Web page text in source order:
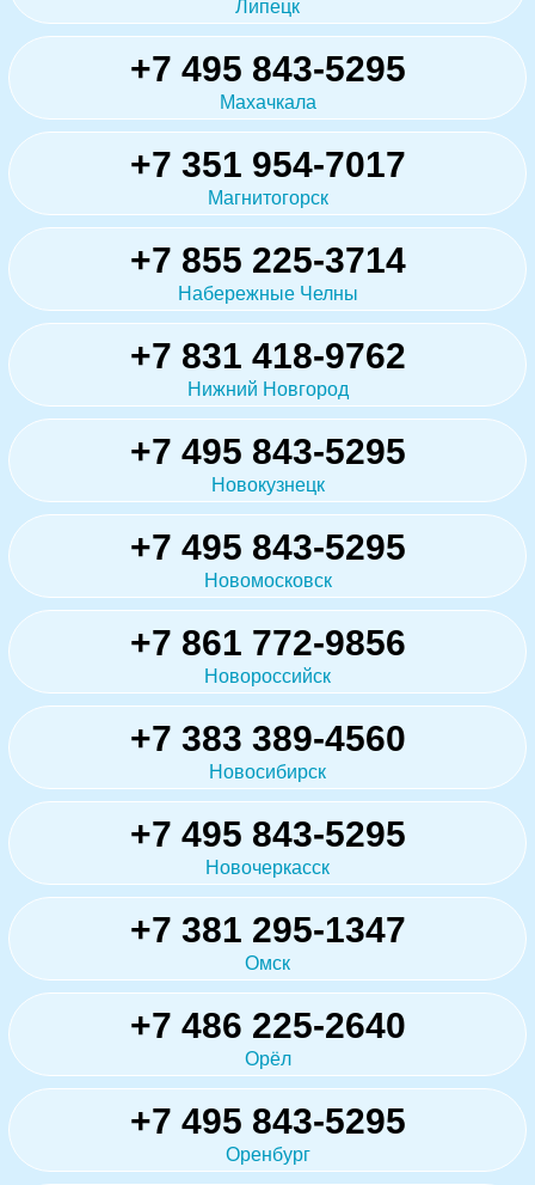
Липецк
+7 495 843-5295
Махачкала
+7 351 954-7017
Магнитогорск
+7 855 225-3714
Набережные Челны
+7 831 418-9762
Нижний Новгород
+7 495 843-5295
Новокузнецк
+7 495 843-5295
Новомосковск
+7 861 772-9856
Новороссийск
+7 383 389-4560
Новосибирск
+7 495 843-5295
Новочеркасск
+7 381 295-1347
Омск
+7 486 225-2640
Орёл
+7 495 843-5295
Оренбург